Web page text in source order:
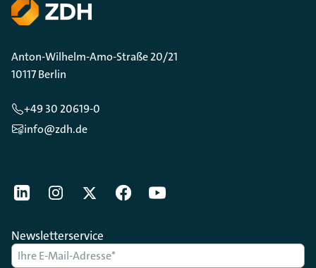
Anton-Wilhelm-Amo-Straße 20/21
10117 Berlin
+49 30 20619-0
info@zdh.de
[Der ZDH in den Sozialen Netzwerken]
LinkedIninstagramTwitterFacebookYoutube
Newsletterservice